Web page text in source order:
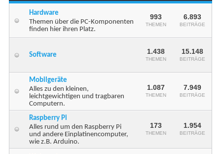
Hardware
Themen über die PC-Komponenten
finden hier ihren Platz.
993
THEMEN
6.893
BEITRÄGE
Software 1.438
THEMEN
15.148
BEITRÄGE
Mobilgeräte
Alles zu den kleinen,
leichtgewichtigen und tragbaren
Computern.
1.087
THEMEN
7.949
BEITRÄGE
Raspberry Pi
Alles rund um den Raspberry Pi
und andere Einplatinencomputer,
wie z.B. Arduino.
173
THEMEN
1.954
BEITRÄGE